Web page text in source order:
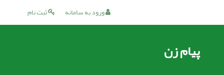
ثبت نام ورود به سامانه
پیام زن